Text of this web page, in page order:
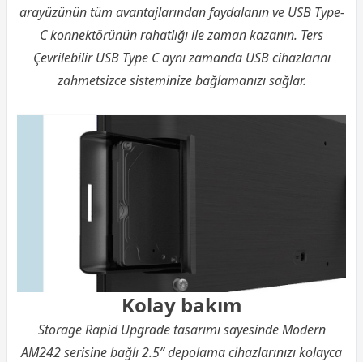
arayüzünün tüm avantajlarından faydalanın ve USB Type-
C konnektörünün rahatlığı ile zaman kazanın. Ters
Çevrilebilir USB Type C aynı zamanda USB cihazlarını
zahmetsizce sisteminize bağlamanızı sağlar.
Kolay bakım
Storage Rapid Upgrade tasarımı sayesinde Modern
AM242 serisine bağlı 2.5” depolama cihazlarınızı kolayca